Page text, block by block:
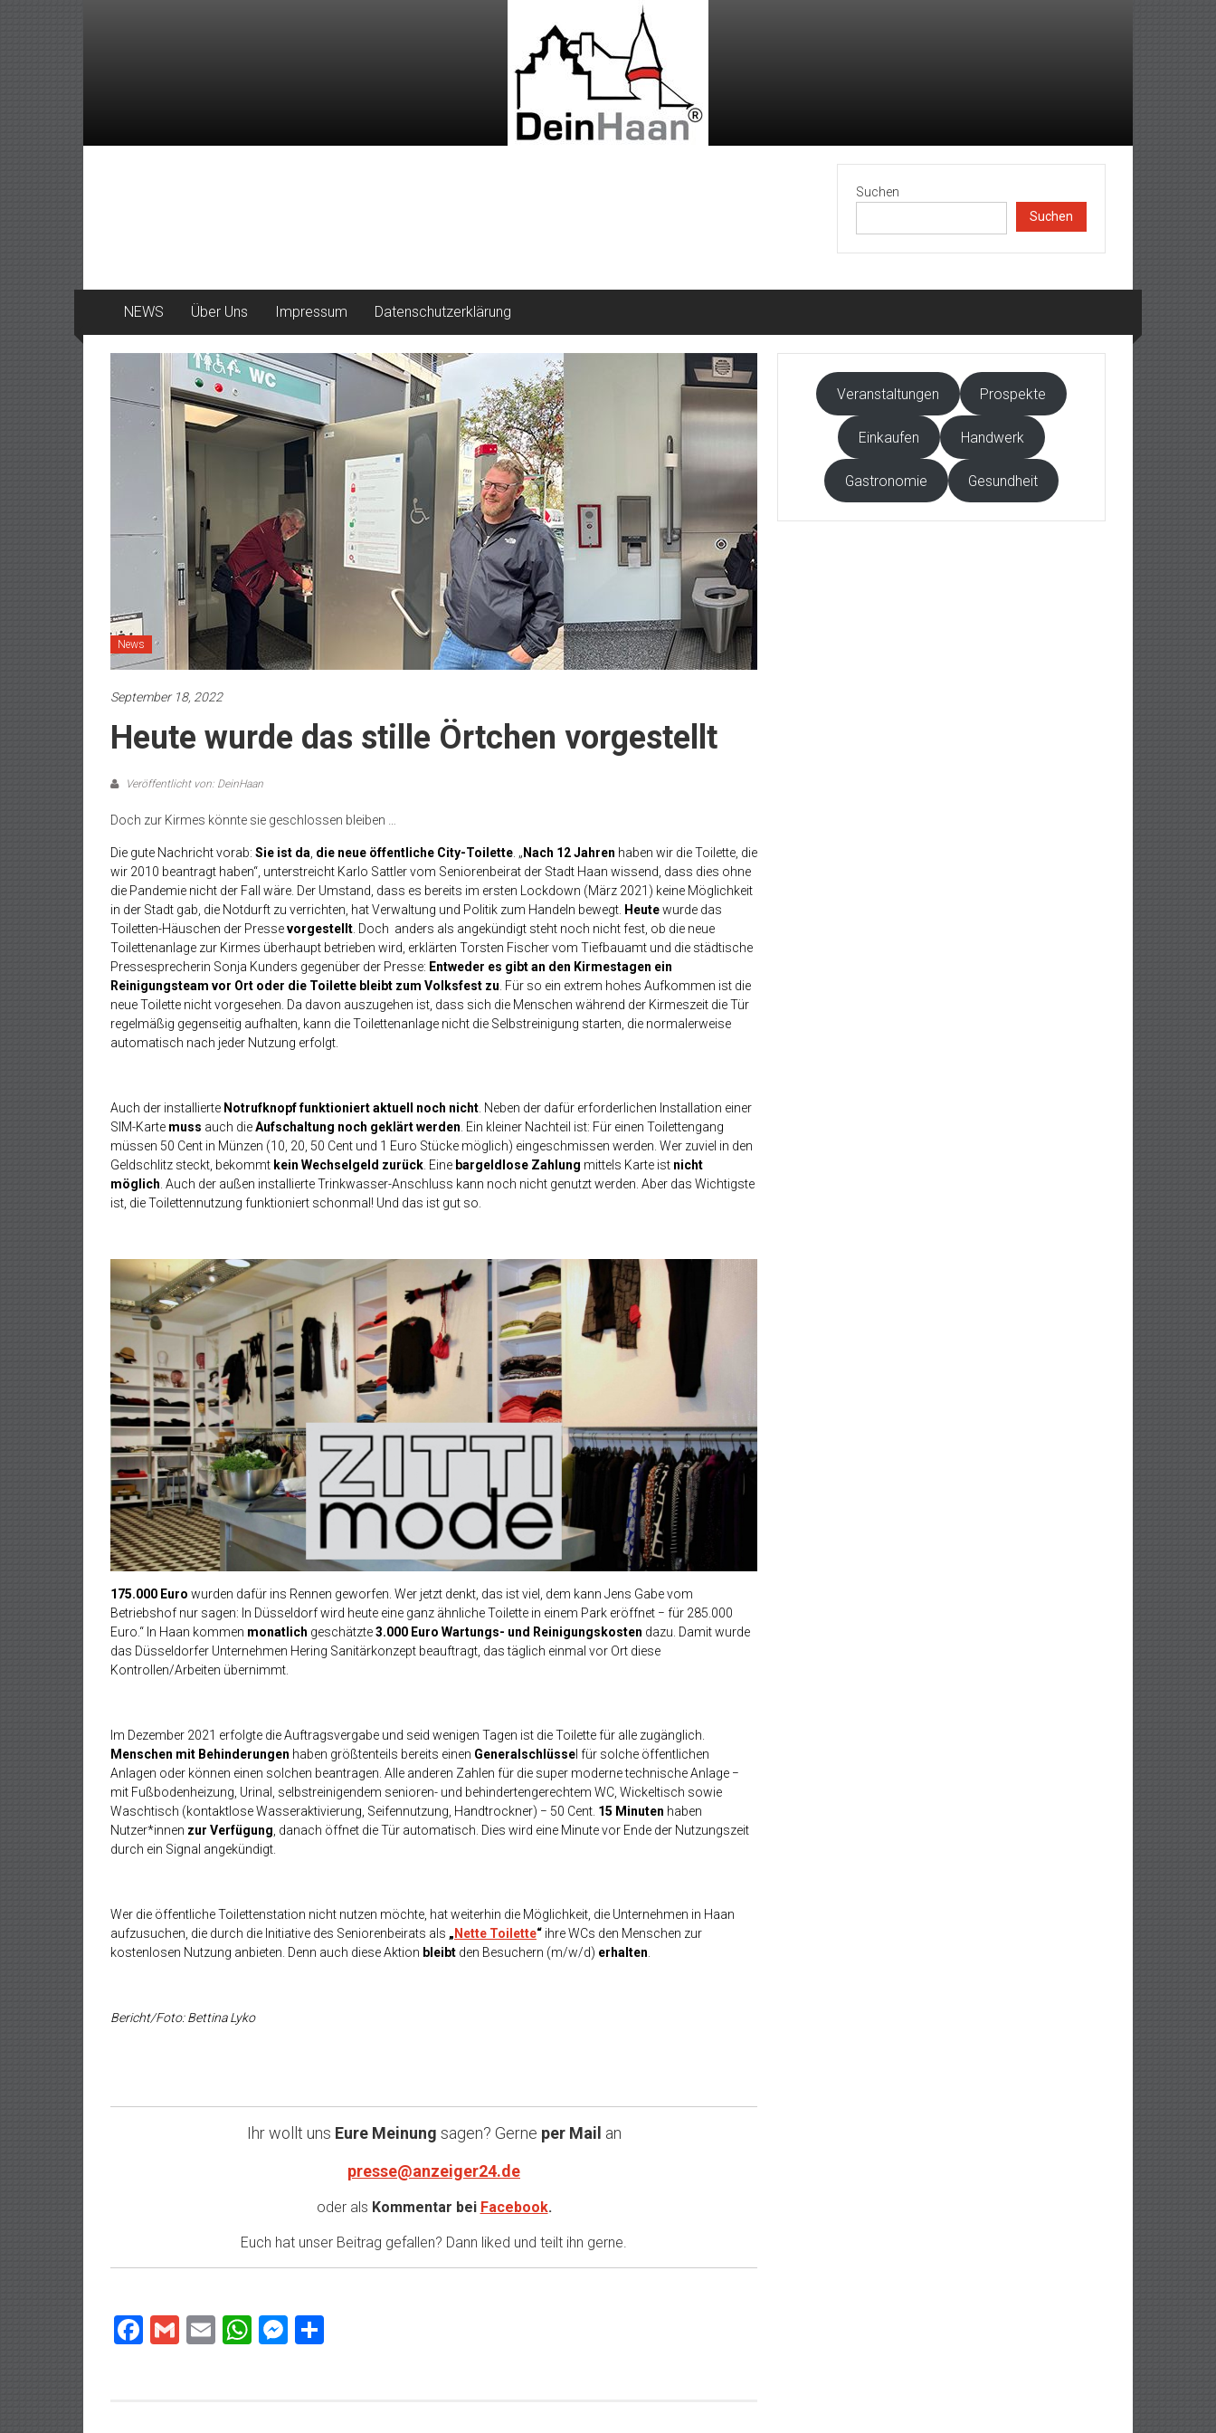
Suchen
Suchen
NEWS Über Uns Impressum Datenschutzerklärung
News
September 18, 2022
Heute wurde das stille Örtchen vorgestellt
Veröffentlicht von: DeinHaan
Doch zur Kirmes könnte sie geschlossen bleiben …
Die gute Nachricht vorab: Sie ist da die neue öffentliche City-Toilette . „ Nach 12 Jahren haben wir die Toilette, die
wir 2010 beantragt haben“, unterstreicht Karlo Sattler vom Seniorenbeirat der Stadt Haan wissend, dass dies ohne
die Pandemie nicht der Fall wäre. Der Umstand, dass es bereits im ersten Lockdown (März 2021) keine Möglichkeit
in der Stadt gab, die Notdurft zu verrichten, hat Verwaltung und Politik zum Handeln bewegt. Heutewurde das
Toiletten-Häuschen der Pressevorgestellt . Doch anders als angekündigt steht noch nicht fest, ob die neue
Toilettenanlage zur Kirmes überhaupt betrieben wird, erklärten Torsten Fischer vom Tiefbauamt und die städtische
Pressesprecherin Sonja Kunders gegenüber der Presse: Entweder es gibt an den Kirmestagen ein
Reinigungsteam vor Ort oder die Toilette bleibt zum Volksfest zu . Für so ein extrem hohes Aufkommen ist die
neue Toilette nicht vorgesehen. Da davon auszugehen ist, dass sich die Menschen während der Kirmeszeit die Tür
regelmäßig gegenseitig aufhalten, kann die Toilettenanlage nicht die Selbstreinigung starten, die normalerweise
automatisch nach jeder Nutzung erfolgt.
Auch der installierte Notrufknopf funktioniert aktuell noch nicht . Neben der dafür erforderlichen Installation einer
SIM-Karte muss auch dieAufschaltung noch geklärt werden . Ein kleiner Nachteil ist: Für einen Toilettengang
müssen 50 Cent in Münzen (10, 20, 50 Cent und 1 Euro Stücke möglich) eingeschmissen werden. Wer zuviel in den
Geldschlitz steckt, bekommt kein Wechselgeld zurück . Eine bargeldlose Zahlung mittels Karte ist nicht
möglich . Auch der außen installierte Trinkwasser-Anschluss kann noch nicht genutzt werden. Aber das Wichtigste
ist, die Toilettennutzung funktioniert schonmal! Und das ist gut so.
175.000 Euro wurden dafür ins Rennen geworfen. Wer jetzt denkt, das ist viel, dem kann Jens Gabe vom
Betriebshof nur sagen: In Düsseldorf wird heute eine ganz ähnliche Toilette in einem Park eröffnet − für 285.000
Euro.“ In Haan kommen monatlich geschätzte3.000 Euro Wartungs- und Reinigungskosten dazu. Damit wurde
das Düsseldorfer Unternehmen Hering Sanitärkonzept beauftragt, das täglich einmal vor Ort diese
Kontrollen/Arbeiten übernimmt.
Im Dezember 2021 erfolgte die Auftragsvergabe und seid wenigen Tagen ist die Toilette für alle zugänglich.
Menschen mit Behinderungen haben größtenteils bereits einen Generalschlüsse l für solche öffentlichen
Anlagen oder können einen solchen beantragen. Alle anderen Zahlen für die super moderne technische Anlage −
mit Fußbodenheizung, Urinal, selbstreinigendem senioren- und behindertengerechtem WC, Wickeltisch sowie
Waschtisch (kontaktlose Wasseraktivierung, Seifennutzung, Handtrockner) − 50 Cent. 15 Minuten haben
Nutzer*innen zur Verfügung, danach öffnet die Tür automatisch. Dies wird eine Minute vor Ende der Nutzungszeit
durch ein Signal angekündigt.
Wer die öffentliche Toilettenstation nicht nutzen möchte, hat weiterhin die Möglichkeit, die Unternehmen in Haan
aufzusuchen, die durch die Initiative des Seniorenbeirats als „ Nette Toilette“ ihre WCs den Menschen zur
kostenlosen Nutzung anbieten. Denn auch diese Aktion bleibt den Besuchern (m/w/d) erhalten.
Bericht/Foto: Bettina Lyko
Ihr wollt uns Eure Meinung sagen? Gerne per Mail an
presse@anzeiger24.de
oder als Kommentar bei Facebook.
Euch hat unser Beitrag gefallen? Dann liked und teilt ihn gerne.
Facebook
GmailEmailWhatsApp
Messenger
Veranstaltungen Prospekte
Einkaufen Handwerk
Gastronomie Gesundheit